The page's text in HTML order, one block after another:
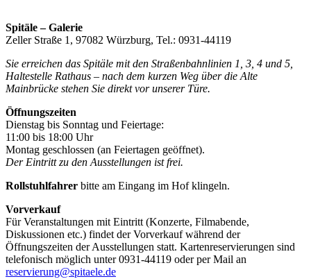
Spitäle – Galerie
Zeller Straße 1, 97082 Würzburg, Tel.: 0931-44119
Sie erreichen das Spitäle mit den Straßenbahnlinien 1, 3, 4 und 5,
Haltestelle Rathaus – nach dem kurzen Weg über die Alte
Mainbrücke stehen Sie direkt vor unserer Türe.
Öffnungszeiten
Dienstag bis Sonntag und Feiertage:
11:00 bis 18:00 Uhr
Montag geschlossen (an Feiertagen geöffnet).
Der Eintritt zu den Ausstellungen ist frei.
Rollstuhlfahrer bitte am Eingang im Hof klingeln.
Vorverkauf
Für Veranstaltungen mit Eintritt (Konzerte, Filmabende,
Diskussionen etc.) findet der Vorverkauf während der
Öffnungszeiten der Ausstellungen statt. Kartenreservierungen sind
telefonisch möglich unter 0931-44119 oder per Mail an
reservierung@spitaele.de